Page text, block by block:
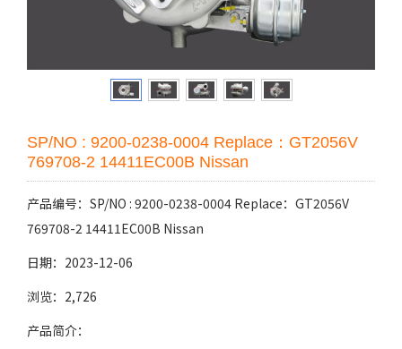
SP/NO : 9200-0238-0004 Replace：GT2056V
769708-2 14411EC00B Nissan
产品编号：SP/NO : 9200-0238-0004 Replace：GT2056V
769708-2 14411EC00B Nissan
日期：2023-12-06
浏览：2,726
产品简介：